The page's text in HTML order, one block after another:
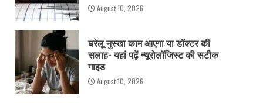
August 10, 2026
घरेलू नुस्खा काम आएगा या डॉक्टर की
सलाह- यहां पढ़ें न्यूरोलॉजिस्ट की सटीक
गाइड
August 10, 2026